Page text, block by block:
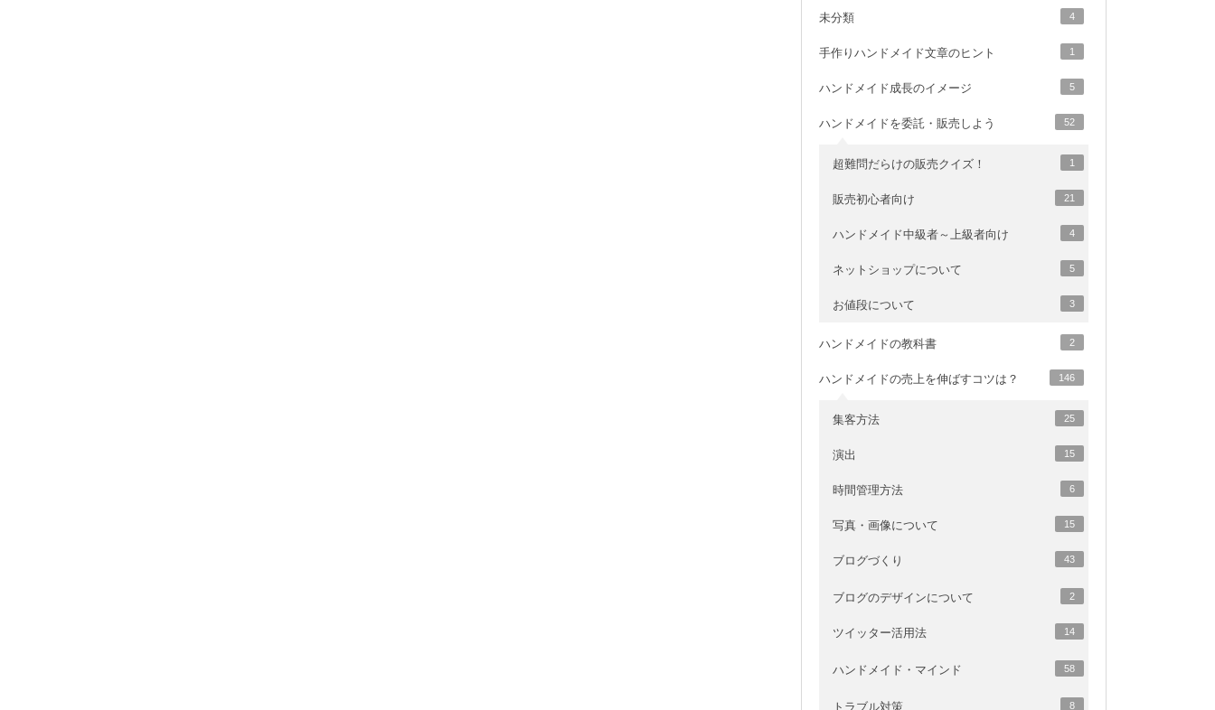
未分類 4
手作りハンドメイド文章のヒント 1
ハンドメイド成長のイメージ 5
ハンドメイドを委託・販売しよう 52
超難問だらけの販売クイズ！ 1
販売初心者向け 21
ハンドメイド中級者～上級者向け 4
ネットショップについて 5
お値段について 3
ハンドメイドの教科書 2
ハンドメイドの売上を伸ばすコツは？ 146
集客方法 25
演出 15
時間管理方法 6
写真・画像について 15
ブログづくり 43
ブログのデザインについて 2
ツイッター活用法 14
ハンドメイド・マインド 58
トラブル対策 8